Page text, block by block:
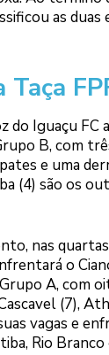
as duas
Taça
do Iguaçu FC
B, com
e uma
(4) são os
nas
o
A, com
(7),
vagas e
Rio Branco